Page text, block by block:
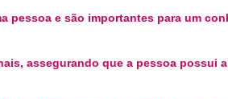
e são importantes para um
assegurando que a pessoa possui